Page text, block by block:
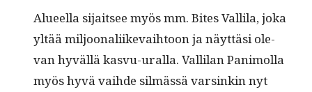
Alueel­la sijait­see myös mm. Bites Vallila, joka
yltää miljoon­ali­ike­vai­h­toon ja näyt­täsi ole­
van hyväl­lä kasvu-ural­la. Vallilan Pan­i­mol­la
myös hyvä vai­hde silmässä varsinkin nyt